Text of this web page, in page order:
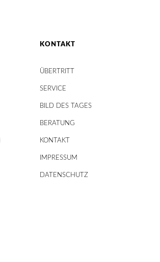
KONTAKT
ÜBERTRITT
SERVICE
BILD DES TAGES
BERATUNG
KONTAKT
IMPRESSUM
DATENSCHUTZ